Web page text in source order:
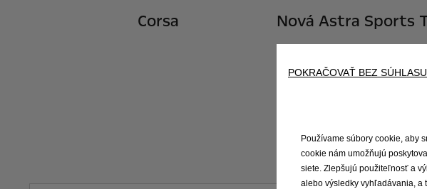
Corsa Nová Astra Sports
Často
POKRAČOVAŤ BEZ
Používame súbory cookie, aby
cookie nám umožňujú
siete. Zlepšujú použiteľnosť a
alebo výsledky vyhľadávania, a